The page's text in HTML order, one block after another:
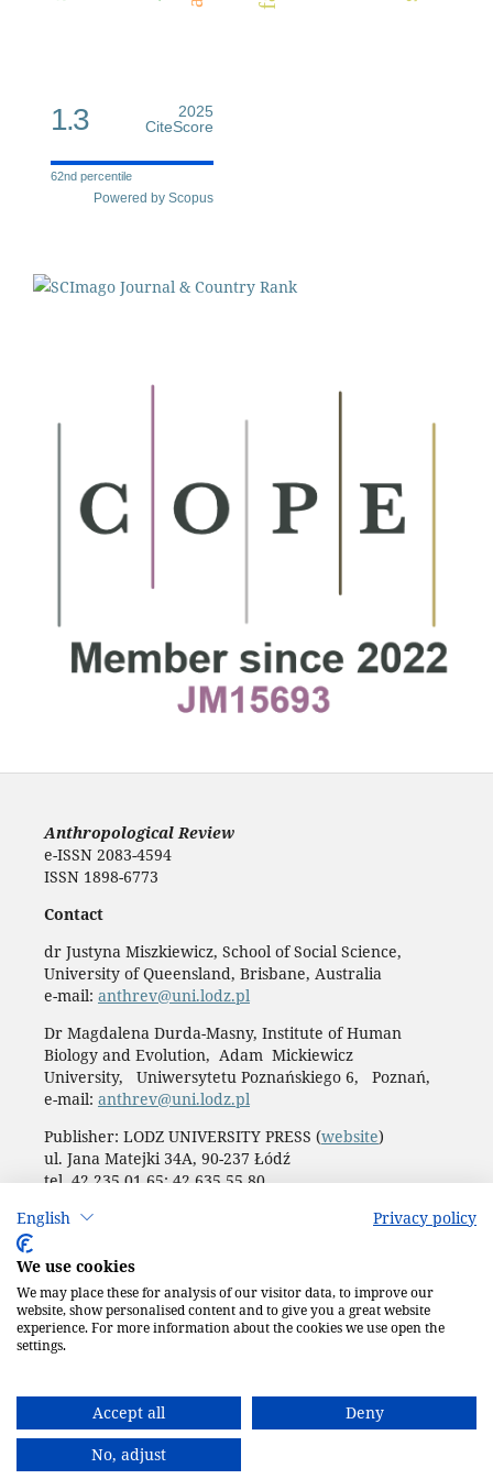
English Privacy policy
We use cookies
We may place these for analysis of our visitor data, to improve our
website, show personalised content and to give you a great website
experience. For more information about the cookies we use open the
settings.
Accept all
Deny
No, adjust
1.3
2025
CiteScore
62nd percentile
Powered by Scopus
Anthropological Review
e-ISSN 2083-4594
ISSN 1898-6773
Contact
dr Justyna Miszkiewicz, School of Social Science,
University of Queensland, Brisbane, Australia
e-mail: anthrev@uni.lodz.pl
Dr Magdalena Durda-Masny, Institute of Human
Biology and Evolution, Adam Mickiewicz
University, Uniwersytetu Poznańskiego 6, Poznań,
e-mail: anthrev@uni.lodz.pl
Publisher: LODZ UNIVERSITY PRESS (website)
ul. Jana Matejki 34A, 90-237 Łódź
tel. 42 235 01 65; 42 635 55 80